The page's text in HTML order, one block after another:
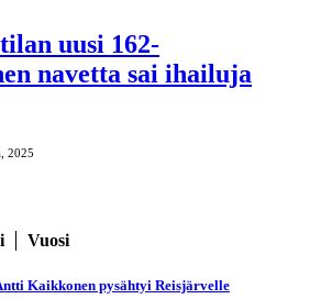
uusi 162-
navetta sai ihailuja
2025
Vuosi
Kaikkonen pysähtyi Reisjärvelle